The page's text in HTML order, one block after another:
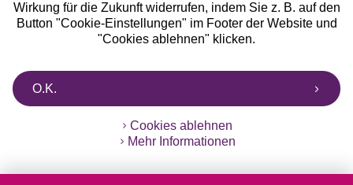
Wirkung für die Zukunft widerrufen, indem Sie z. B. auf den
Button "Cookie-Einstellungen" im Footer der Website und
"Cookies ablehnen" klicken.
O.K.
Cookies ablehnen
Mehr Informationen